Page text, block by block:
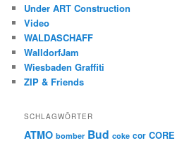
Under ART Construction
Video
WALDASCHAFF
WalldorfJam
Wiesbaden Graffiti
ZIP & Friends
SCHLAGWÖRTER
ATMO bomber Bud coke cor CORE